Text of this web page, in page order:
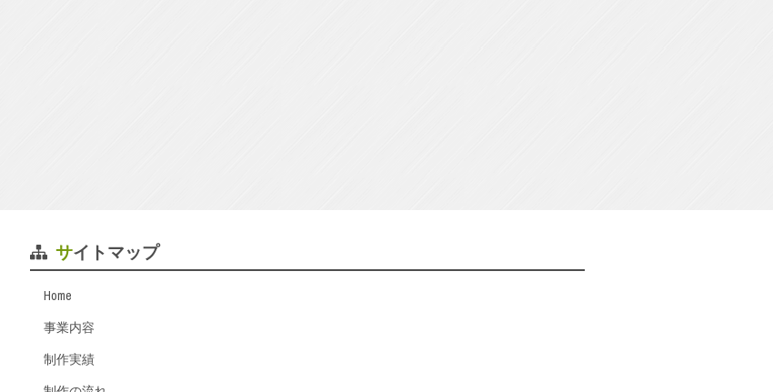
サイトマップ
Home
事業内容
制作実績